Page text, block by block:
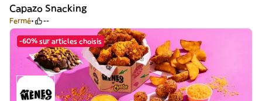
Capazo Snacking
Fermé --
-60% sur articles choisis